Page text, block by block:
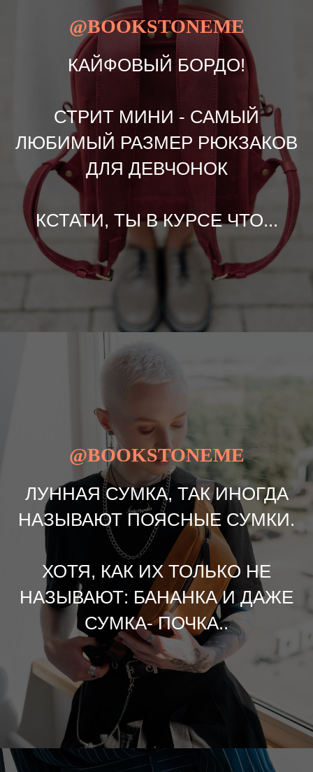
@BOOKSTONEME
КАЙФОВЫЙ БОРДО!
СТРИТ МИНИ - САМЫЙ
ЛЮБИМЫЙ РАЗМЕР РЮКЗАКОВ
ДЛЯ ДЕВЧОНОК
КСТАТИ, ТЫ В КУРСЕ ЧТО...
@BOOKSTONEME
ЛУННАЯ СУМКА, ТАК ИНОГДА
НАЗЫВАЮТ ПОЯСНЫЕ СУМКИ.
ХОТЯ, КАК ИХ ТОЛЬКО НЕ
НАЗЫВАЮТ: БАНАНКА И ДАЖЕ
СУМКА- ПОЧКА..